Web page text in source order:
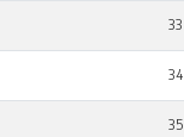
33
34
35